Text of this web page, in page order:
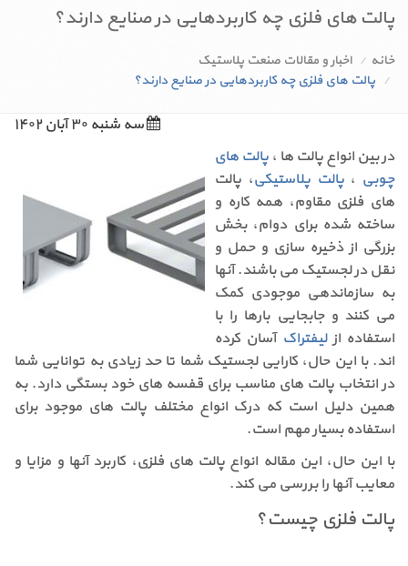
پالت های فلزی چه کاربردهایی در صنایع دارند؟
خانه
اخبار و مقالات صنعت پلاستیک
پالت های فلزی چه کاربردهایی در صنایع دارند؟
سه شنبه ۳۰ آبان ۱۴۰۲
در بین انواع پالت ها ، پالت های
چوبی ، پالت پلاستیکی، پالت
های فلزی مقاوم، همه کاره و
ساخته شده برای دوام، بخش
بزرگی از ذخیره سازی و حمل و
نقل در لجستیک می باشند. آنها
به سازماندهی موجودی کمک
می کنند و جابجایی بارها را با
استفاده ازلیفتراک آسان کرده
اند. با این حال، کارایی لجستیک شما تا حد زیادی به توانایی شما
در انتخاب پالت های مناسب برای قفسه های خود بستگی دارد. به
همین دلیل است که درک انواع مختلف پالت های موجود برای
استفاده بسیار مهم است.
با این حال، این مقاله انواع پالت های فلزی، کاربرد آنها و مزایا و
معایب آنها را بررسی می کند.
پالت فلزی چیست؟